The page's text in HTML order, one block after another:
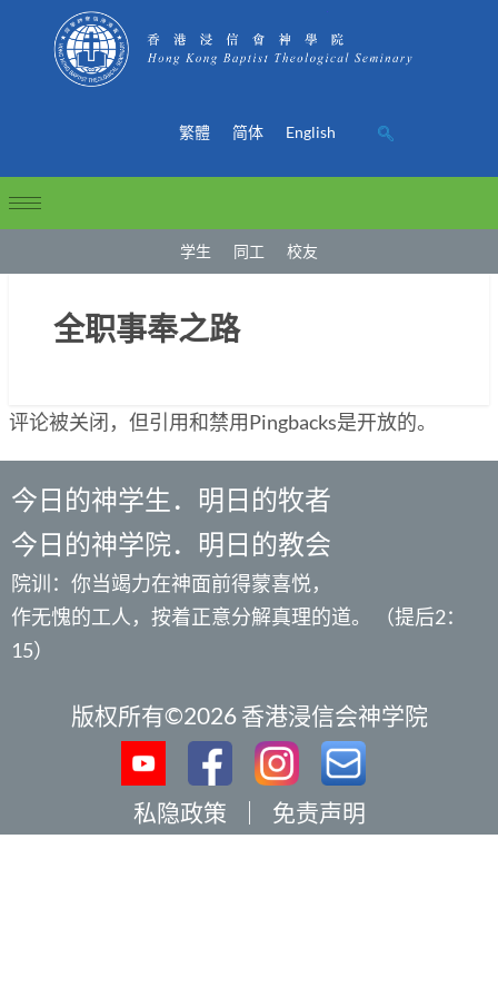
繁體 简体 English
学生 同工 校友
全职事奉之路
评论被关闭，但引用和禁用Pingbacks是开放的。
今日的神学生．明日的牧者
今日的神学院．明日的教会
院训：你当竭力在神面前得蒙喜悦，
作无愧的工人，按着正意分解真理的道。 （提后2：
15）
版权所有©2026 香港浸信会神学院
私隐政策 免责声明